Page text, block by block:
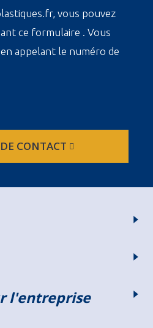
vous pouvez
ce formulaire . Vous
appelant le numéro de
CONTACT
l'entreprise